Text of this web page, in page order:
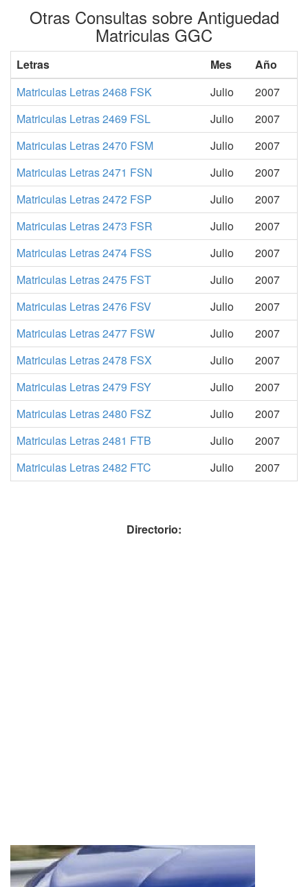
Otras Consultas sobre Antiguedad
Matriculas GGC
Letras Mes
Año
Matriculas Letras 2468 FSK
Julio
2007
Matriculas Letras 2469 FSL
Julio
2007
Matriculas Letras 2470 FSM
Julio
2007
Matriculas Letras 2471 FSN
Julio
2007
Matriculas Letras 2472 FSP
Julio
2007
Matriculas Letras 2473 FSR
Julio
2007
Matriculas Letras 2474 FSS
Julio
2007
Matriculas Letras 2475 FST
Julio
2007
Matriculas Letras 2476 FSV
Julio
2007
Matriculas Letras 2477 FSW
Julio
2007
Matriculas Letras 2478 FSX
Julio
2007
Matriculas Letras 2479 FSY
Julio
2007
Matriculas Letras 2480 FSZ
Julio
2007
Matriculas Letras 2481 FTB
Julio
2007
Matriculas Letras 2482 FTC
Julio 2007
Directorio: